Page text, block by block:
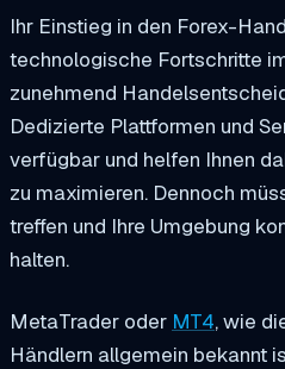
Ihr Einstieg in den Forex-
technologische Fortschritte
zunehmend
Dedizierte Plattformen und
verfügbar und helfen Ihnen
zu maximieren. Dennoch
treffen und Ihre Umgebung
halten.
MetaTrader oder MT4, wie
Händlern allgemein bekannt